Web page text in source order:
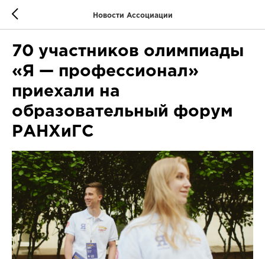
Новости Ассоциации
70 участников олимпиады
«Я — профессионал»
приехали на
образовательный форум
РАНХиГС